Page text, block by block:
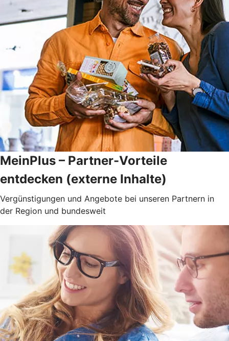
MeinPlus – Partner-Vorteile
entdecken (externe Inhalte)
Vergünstigungen und Angebote bei unseren Partnern in
der Region und bundesweit